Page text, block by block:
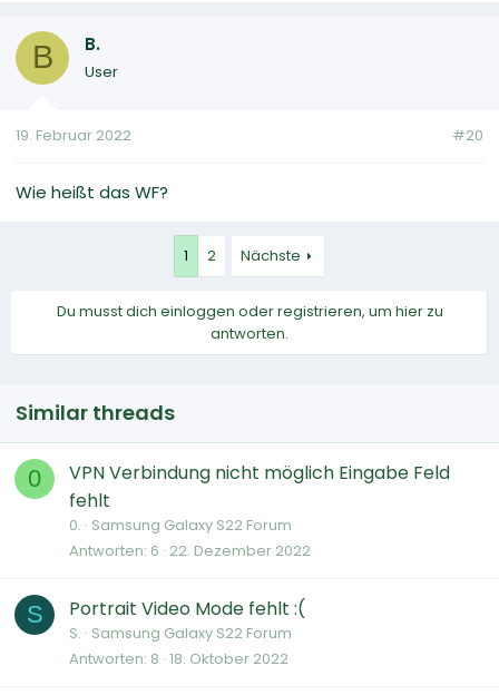
B B.
User
19. Februar 2022 #20
Wie heißt das WF?
1 2 Nächste
Du musst dich einloggen oder registrieren, um hier zu
antworten.
Similar threads
0
VPN Verbindung nicht möglich Eingabe Feld
fehlt
0. Samsung Galaxy S22 Forum
Antworten 6 22. Dezember 2022
S Portrait Video Mode fehlt :(
S. Samsung Galaxy S22 Forum
Antworten 8 18. Oktober 2022